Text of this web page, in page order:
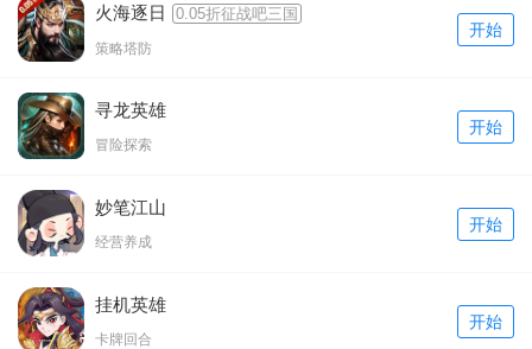
火海逐日 0.05折征战吧三国
策略塔防
开始
寻龙英雄
冒险探索
开始
妙笔江山
经营养成
开始
挂机英雄
卡牌回合
开始